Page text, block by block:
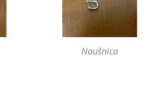
Naušnica